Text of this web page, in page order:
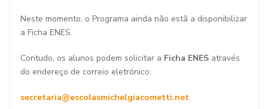
Neste momento, o Programa ainda não estã a disponibilizar
a Ficha ENES.
Contudo, os alunos podem solicitar a Ficha ENESatravés
do endereço de correio eletrónico:
secretaria@escolasmichelgiacometti.net